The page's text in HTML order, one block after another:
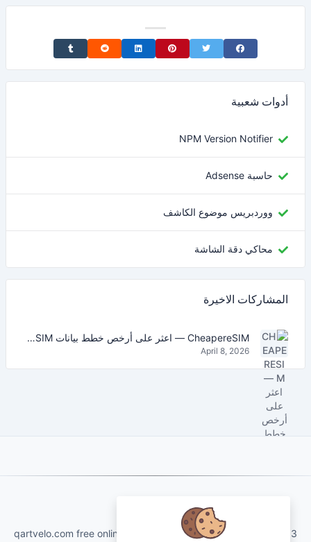
Share on Facebook
Share on Twitter
Share on Pinterest
Share on LinkedIn
Share on Reddit
Share on Tumblr
أدوات شعبية
NPM Version Notifier
حاسبة Adsense
ووردبريس موضوع الكاشف
محاكي دقة الشاشة
المشاركات الاخيرة
CheapereSIM — اعثر على أرخص خطط بيانات eSIM للسفر في 2026
April 8, 2026
qartvelo.com free online tools and services made by KAKHA13